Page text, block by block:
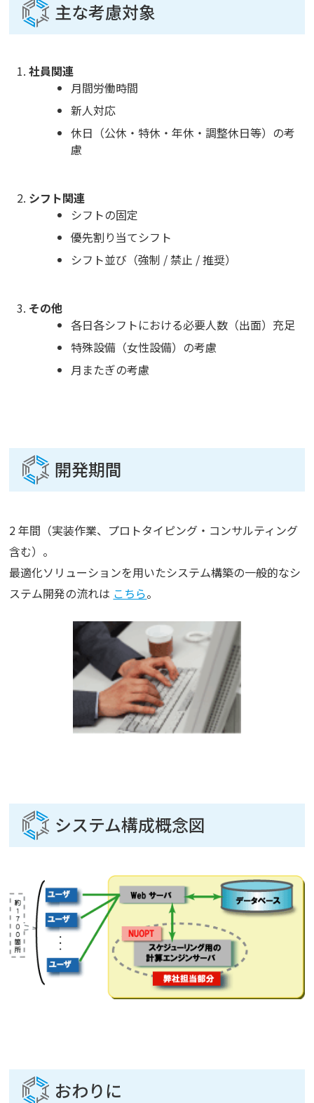
主な考慮対象
社員関連
月間労働時間
新人対応
休日（公休・特休・年休・調整休日等）の考
慮
シフト関連
シフトの固定
優先割り当てシフト
シフト並び（強制 / 禁止 / 推奨）
その他
各日各シフトにおける必要人数（出面）充足
特殊設備（女性設備）の考慮
月またぎの考慮
開発期間
2 年間（実装作業、プロトタイピング・コンサルティング
含む）。
最適化ソリューションを用いたシステム構築の一般的なシ
ステム開発の流れは こちら。
システム構成概念図
おわりに